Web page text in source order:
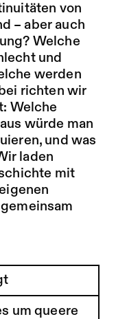
von
– aber auch
Welche
und
werden
richten wir
Welche
würde man
und was
laden
mit
um queere